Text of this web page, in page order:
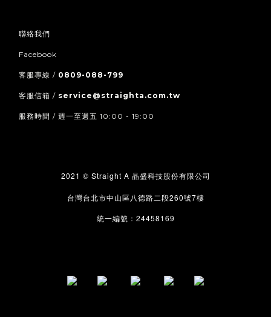
聯絡我們
Facebook
客服專線 / 0809-088-799
客服信箱 / service@straighta.com.tw
服務時間 / 週一至週五 10:00 - 19:00
2021 © Straight A 晶盛科技股份有限公司
台灣台北市中山區八德路二段260號7樓
統一編號： 24458169